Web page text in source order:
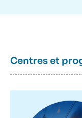
Centres et
principale